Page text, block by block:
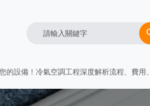
Search
的設備！冷氣空調工程深度解析流程、費用